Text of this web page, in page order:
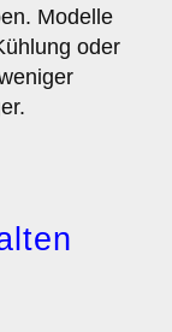
Modelle
oder